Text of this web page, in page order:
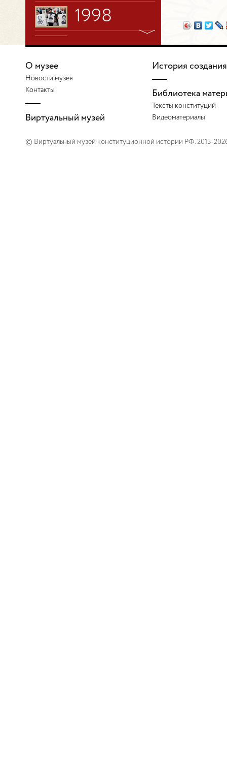
1998
1999
2002
О музее
Новости музея
Контакты
Виртуальный музей
История создания
Библиотека
Тексты конституций
Видеоматериалы
© Виртуальный музей конституционной истории РФ. 2013-